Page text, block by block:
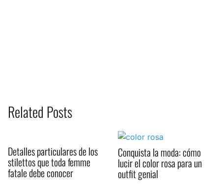
Related Posts
Detalles particulares de los
stilettos que toda femme
fatale debe conocer
Conquista la moda: cómo
lucir el color rosa para un
outfit genial